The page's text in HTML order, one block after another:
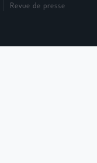
Revue de presse